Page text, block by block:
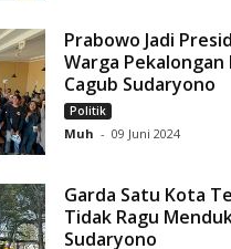
Prabowo Jadi
Warga Pekalongan
Cagub Sudaryono
Politik
Muh - 09 Juni 2024
Garda Satu Kota
Tidak Ragu
Sudaryono